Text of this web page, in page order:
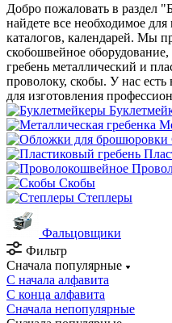
Добро пожаловать в раздел
найдете все необходимое
каталогов, календарей. Мы
скобошвейное
гребень металлический и
проволоку, скобы. У нас
для изготовления
Скобы
Степлеры
Фальцовщики
Фильтр
Сначала популярные
С начала алфавита
С конца алфавита
Сначала непопулярные